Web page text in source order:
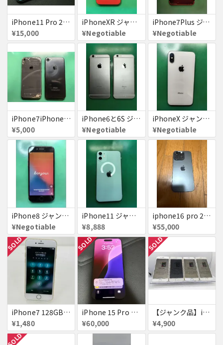
iPhone11 Pro 256GB ジャンク品
¥15,000
iPhoneXR ジャンク品
¥Negotiable
iPhone7Plus ジャンク品
¥Negotiable
iPhone7iPhone8ジャンク
¥5,000
iPhone6と6S ジャンク品
¥Negotiable
iPhoneX ジャンク品
¥Negotiable
iPhone8 ジャンク品
¥Negotiable
iPhone11 ジャンク
¥8,888
iphone16 pro 256gb ブラックチタニウム
¥55,000
SOLD
iPhone7 128GB 赤ロム SoftBank ジャンク ゴールド A1779 パスコード不明 送料無料
¥1,480
SOLD
iPhone 15 Pro 128GB ブラックチタニウム ネットワーク利用制限あり
¥60,000
SOLD
【ジャンク品】iPhone6s ４台セット
¥4,900
SOLD